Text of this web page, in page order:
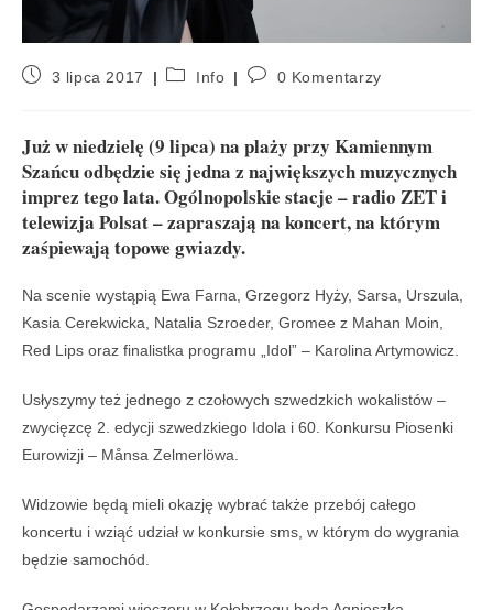
3 lipca 2017 Info 0 Komentarzy
Już w niedzielę (9 lipca) na plaży przy Kamiennym
Szańcu odbędzie się jedna z największych muzycznych
imprez tego lata. Ogólnopolskie stacje – radio ZET i
telewizja Polsat – zapraszają na koncert, na którym
zaśpiewają topowe gwiazdy.
Na scenie wystąpią Ewa Farna, Grzegorz Hyży, Sarsa, Urszula,
Kasia Cerekwicka, Natalia Szroeder, Gromee z Mahan Moin,
Red Lips oraz finalistka programu „Idol” – Karolina Artymowicz.
Usłyszymy też jednego z czołowych szwedzkich wokalistów –
zwycięzcę 2. edycji szwedzkiego Idola i 60. Konkursu Piosenki
Eurowizji – Månsa Zelmerlöwa.
Widzowie będą mieli okazję wybrać także przebój całego
koncertu i wziąć udział w konkursie sms, w którym do wygrania
będzie samochód.